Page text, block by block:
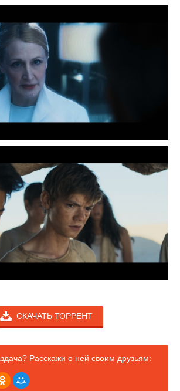
СКАЧАТЬ ТОРРЕНТ
Расскажи о ней своим друзьям: